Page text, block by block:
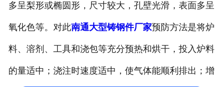
多呈梨形或椭圆形，尺寸较大，孔壁光滑，表面多呈
氧化色等。对此南通大型铸钢件厂家预防方法是将炉
料、溶剂、工具和浇包等充分预热和烘干，投入炉料
的量适中；浇注时速度适中，使气体能顺利排出；增